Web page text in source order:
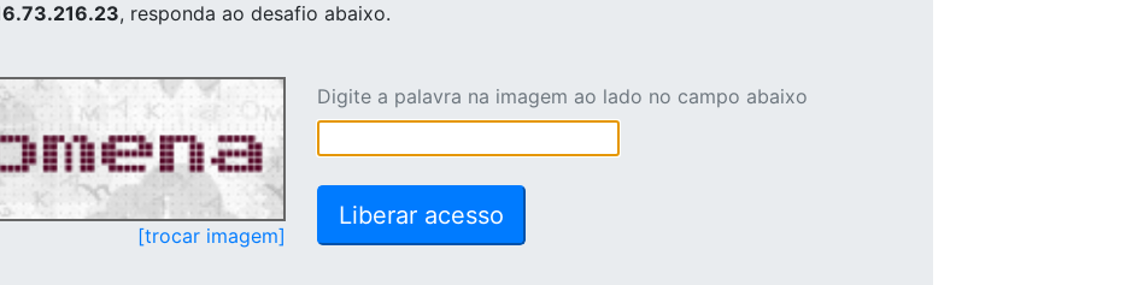
, responda ao desafio abaixo.
[trocar imagem]
Digite a palavra na imagem ao lado no campo abaixo